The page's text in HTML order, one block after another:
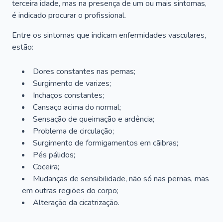
terceira idade, mas na presença de um ou mais sintomas,
é indicado procurar o profissional.
Entre os sintomas que indicam enfermidades vasculares,
estão:
Dores constantes nas pernas;
Surgimento de varizes;
Inchaços constantes;
Cansaço acima do normal;
Sensação de queimação e ardência;
Problema de circulação;
Surgimento de formigamentos em cãibras;
Pés pálidos;
Coceira;
Mudanças de sensibilidade, não só nas pernas, mas
em outras regiões do corpo;
Alteração da cicatrização.